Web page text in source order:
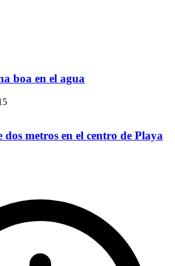
boa en el agua
metros en el centro de Playa